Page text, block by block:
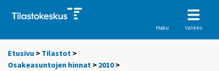
Haku Valikko
Etusivu > Tilastot >
Osakeasuntojen hinnat > 2010>